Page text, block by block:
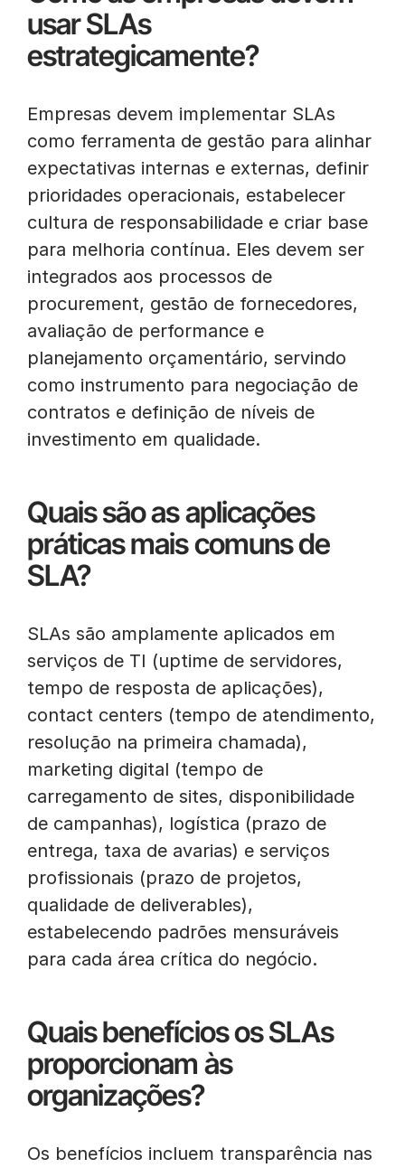
usar SLAs
estrategicamente?
Empresas devem implementar SLAs
como ferramenta de gestão para alinhar
expectativas internas e externas, definir
prioridades operacionais, estabelecer
cultura de responsabilidade e criar base
para melhoria contínua. Eles devem ser
integrados aos processos de
procurement, gestão de fornecedores,
avaliação de performance e
planejamento orçamentário, servindo
como instrumento para negociação de
contratos e definição de níveis de
investimento em qualidade.
Quais são as aplicações
práticas mais comuns de
SLA?
SLAs são amplamente aplicados em
serviços de TI (uptime de servidores,
tempo de resposta de aplicações),
contact centers (tempo de atendimento,
resolução na primeira chamada),
marketing digital (tempo de
carregamento de sites, disponibilidade
de campanhas), logística (prazo de
entrega, taxa de avarias) e serviços
profissionais (prazo de projetos,
qualidade de deliverables),
estabelecendo padrões mensuráveis
para cada área crítica do negócio.
Quais benefícios os SLAs
proporcionam às
organizações?
Os benefícios incluem transparência nas